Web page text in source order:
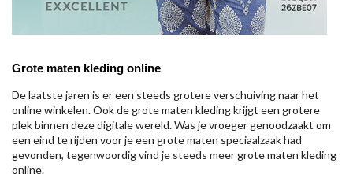
Grote maten kleding online
De laatste jaren is er een steeds grotere verschuiving naar het
online winkelen. Ook de grote maten kleding krijgt een grotere
plek binnen deze digitale wereld. Was je vroeger genoodzaakt om
een eind te rijden voor je een grote maten speciaalzaak had
gevonden, tegenwoordig vind je steeds meer grote maten kleding
online.